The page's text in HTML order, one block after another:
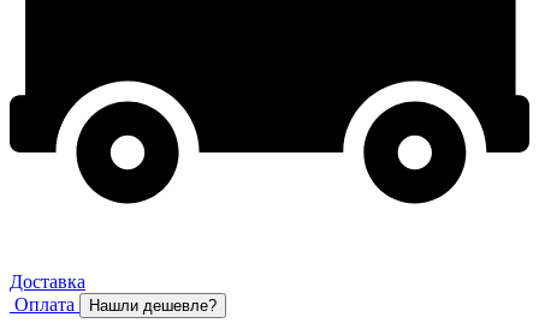
Доставка
Оплата
Нашли дешевле?